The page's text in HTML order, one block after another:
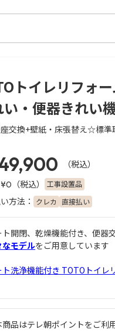
録 トイレリフォ
い・便器きれい
交換+壁紙・床張替え☆標準
（税込）
¥0 （税込） 工事設置品
方法： クレカ 直接払い
ト開閉、乾燥機能付き、便器
なモデルをご用意しています
ト洗浄機能付き TOTOトイレ
品はテレ朝ポイントをご利